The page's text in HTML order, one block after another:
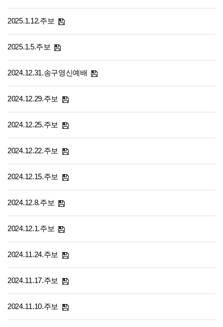
2025.1.12.주보
2025.1.5.주보
2024.12.31.송구영신예배
2024.12.29.주보
2024.12.25.주보
2024.12.22.주보
2024.12.15.주보
2024.12.8.주보
2024.12.1.주보
2024.11.24.주보
2024.11.17.주보
2024.11.10.주보